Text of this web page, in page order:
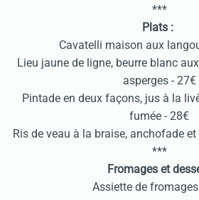
***
Plats :
Cavatelli maison aux
Lieu jaune de ligne, beurre blanc
asperges - 27€
Pintade en deux façons, jus à la
fumée - 28€
Ris de veau à la braise, anchofade
***
Fromages et
Assiette de